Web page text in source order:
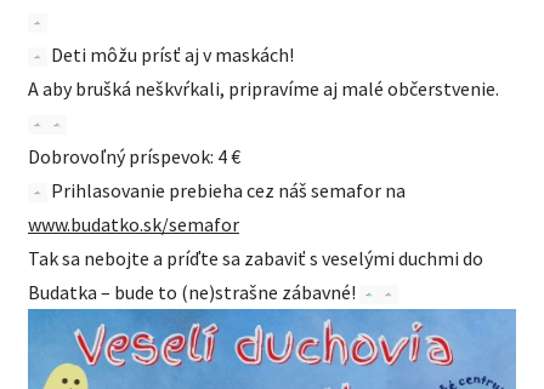
Deti môžu prísť aj v maskách!
A aby brušká neškvŕkali, pripravíme aj malé občerstvenie.
Dobrovoľný príspevok: 4 €
Prihlasovanie prebieha cez náš semafor na
www.budatko.sk/semafor
Tak sa nebojte a príďte sa zabaviť s veselými duchmi do
Budatka – bude to (ne)strašne zábavné!